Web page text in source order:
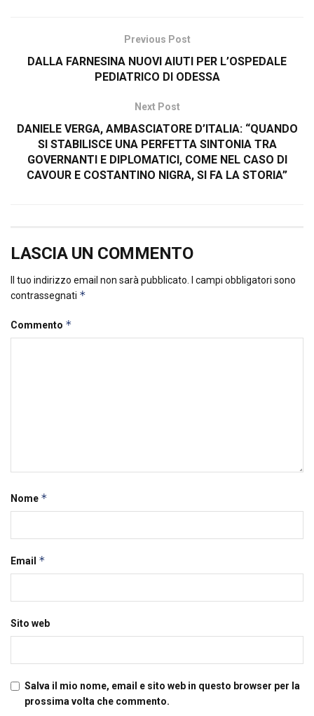
Previous Post
DALLA FARNESINA NUOVI AIUTI PER L’OSPEDALE
PEDIATRICO DI ODESSA
Next Post
DANIELE VERGA, AMBASCIATORE D’ITALIA: “QUANDO
SI STABILISCE UNA PERFETTA SINTONIA TRA
GOVERNANTI E DIPLOMATICI, COME NEL CASO DI
CAVOUR E COSTANTINO NIGRA, SI FA LA STORIA”
LASCIA UN COMMENTO
Il tuo indirizzo email non sarà pubblicato.
I campi obbligatori sono
contrassegnati *
Commento *
Nome *
Email *
Sito web
Salva il mio nome, email e sito web in questo browser per la
prossima volta che commento.